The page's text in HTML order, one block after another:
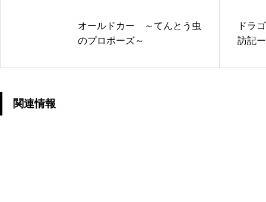
オールドカー ～てんとう虫
のプロポーズ～
ドラ
訪記ー
関連情報